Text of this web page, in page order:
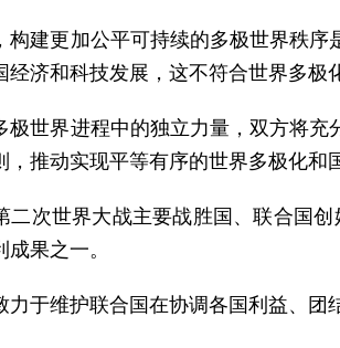
构建更加公平可持续的多极世界秩
经济和科技发展，这不符合世界多极
极世界进程中的独立力量，双方将
，推动实现平等有序的世界多极化
二次世界大战主要战胜国、联合国
果之一。
力于维护联合国在协调各国利益、团